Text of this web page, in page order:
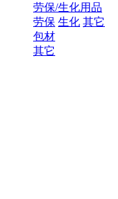
劳保/生化用品
劳保 生化 其它
包材
其它